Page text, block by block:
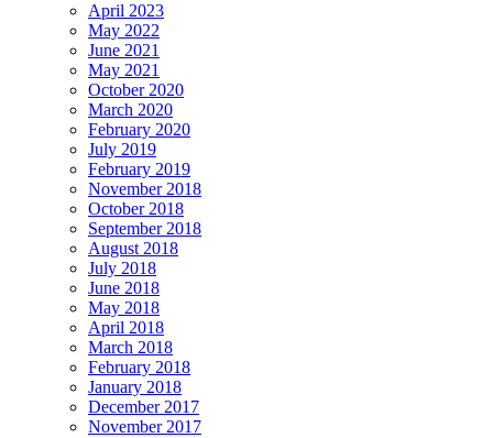
April 2023
May 2022
June 2021
May 2021
October 2020
March 2020
February 2020
July 2019
February 2019
November 2018
October 2018
September 2018
August 2018
July 2018
June 2018
May 2018
April 2018
March 2018
February 2018
January 2018
December 2017
November 2017